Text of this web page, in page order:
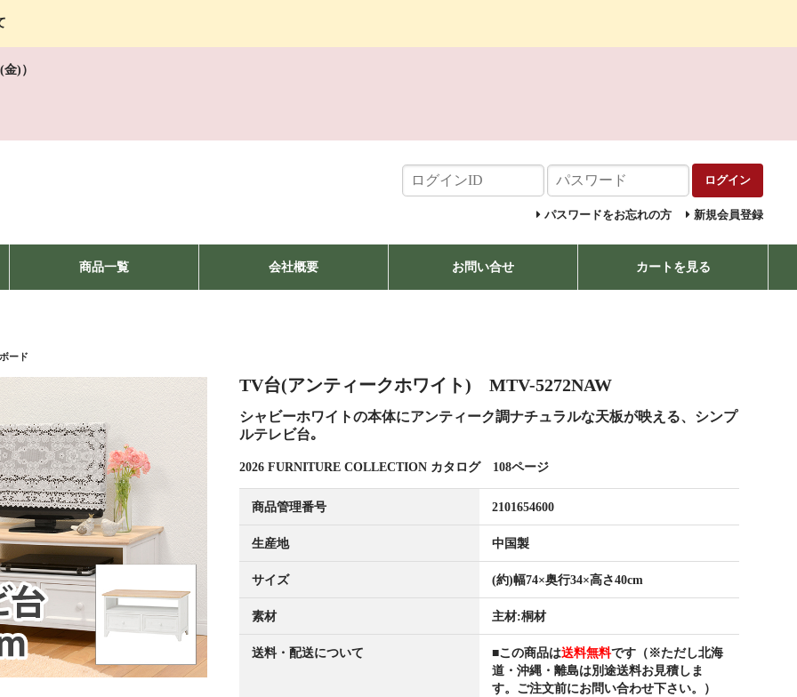
)）
ログイン
パスワードをお忘れの方 新規会員登録
商品一覧 会社概要 お問い合せ カートを見る
ード
TV台(アンティークホワイト) MTV-5272NAW
シャビーホワイトの本体にアンティーク調ナチュラルな天板が映える、シンプ
ルテレビ台｡
2026 FURNITURE COLLECTION カタログ 108ページ
商品管理番号 2101654600
生産地 中国製
サイズ (約)幅74×奥行34×高さ40cm
素材 主材:桐材
送料・配送について ■この商品は送料無料です（※ただし北海
道・沖縄・離島は別途送料お見積しま
す。ご注文前にお問い合わせ下さい。）